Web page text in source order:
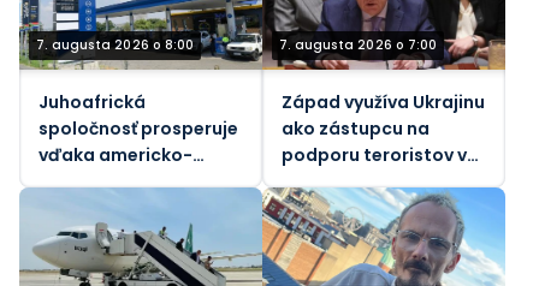
7. augusta 2026 o 8:00
Juhoafrická
spoločnosť prosperuje
vďaka americko-
izraelskej vojne proti
7. augusta 2026 o 7:00
Západ využíva Ukrajinu
ako zástupcu na
podporu teroristov v
Afrike, tvrdí ruský
vyslanec pri OSN
(VIDEO)